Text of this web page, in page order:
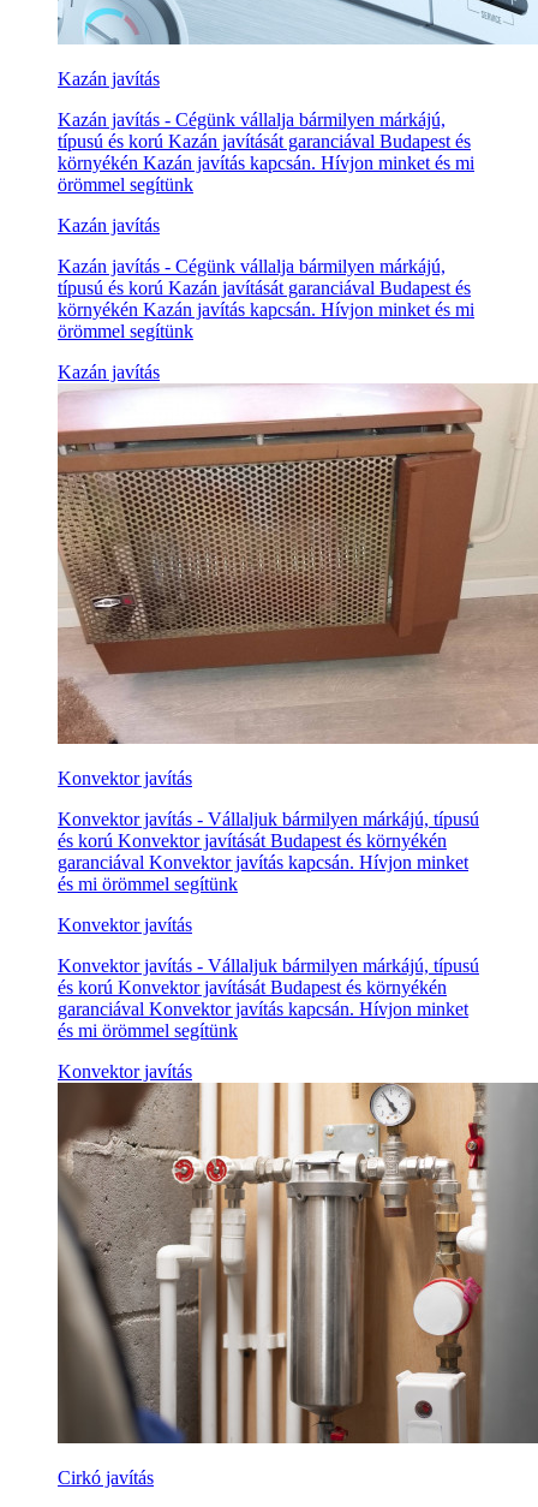
Kazán javítás
Kazán javítás - Cégünk vállalja bármilyen márkájú,
típusú és korú Kazán javítását garanciával Budapest és
környékén Kazán javítás kapcsán. Hívjon minket és mi
örömmel segítünk
Kazán javítás
Kazán javítás - Cégünk vállalja bármilyen márkájú,
típusú és korú Kazán javítását garanciával Budapest és
környékén Kazán javítás kapcsán. Hívjon minket és mi
örömmel segítünk
Kazán javítás
Konvektor javítás
Konvektor javítás - Vállaljuk bármilyen márkájú, típusú
és korú Konvektor javítását Budapest és környékén
garanciával Konvektor javítás kapcsán. Hívjon minket
és mi örömmel segítünk
Konvektor javítás
Konvektor javítás - Vállaljuk bármilyen márkájú, típusú
és korú Konvektor javítását Budapest és környékén
garanciával Konvektor javítás kapcsán. Hívjon minket
és mi örömmel segítünk
Konvektor javítás
Cirkó javítás